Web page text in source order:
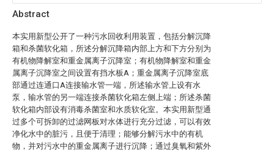
Abstract
本实用新型公开了一种污水回收利用装置，包括分解沉降
箱和杀菌软化箱，所述分解沉降箱内部上方和下方分别为
有机物降解室和重金属离子沉降室；有机物降解室和重金
属离子沉降室之间设置有挡水板A；重金属离子沉降室底
部通过连通口A连接输水管一端，所述输水管上设有水
泵，输水管的另一端连接杀菌软化箱左侧上端；所述杀菌
软化箱内部设有消毒杀菌室和水质软化室。本实用新型通
过多个可拆卸的过滤网板对水体进行充分过滤，可以有效
净化水中的脏污，且便于清理；能够分解污水中的有机
物，并对污水中的重金属离子进行沉降；通过臭氧和紫外